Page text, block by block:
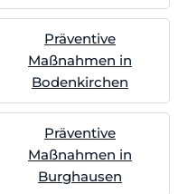
Präventive
Maßnahmen in
Bodenkirchen
Präventive
Maßnahmen in
Burghausen